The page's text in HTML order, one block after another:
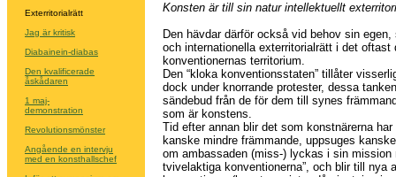
Exterritorialrätt
Jag är kritisk
Diabainein-diabas
Den kvalificerade
åskådaren
1 maj-
demonstration
Revolutionsmönster
Angående en intervju
med en konsthallschef
Konsten är till sin natur intellektuellt
Den hävdar därför också vid behov sin egen,
och internationella exterritorialrätt i det oftast
konventionernas territorium.
Den “kloka konventionsstaten” tillåter
dock under knorrande protester, dessa
sändebud från de för dem till synes
som är konstens.
Tid efter annan blir det som konstnärerna
kanske mindre främmande, uppsuges
om ambassaden (miss-) lyckas i sin mission
tvivelaktiga konventionerna”, och blir till nya